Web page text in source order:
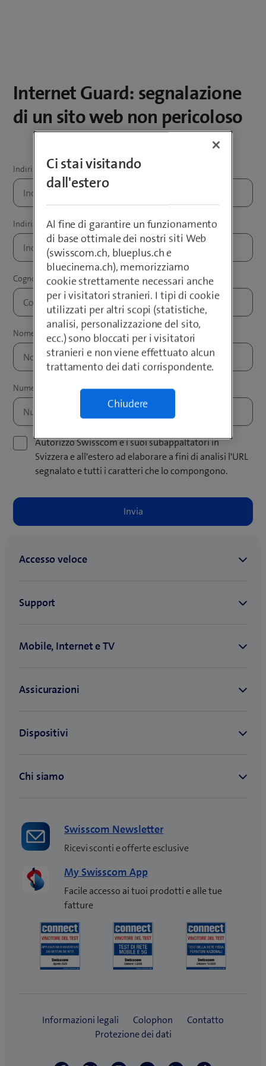
Internet Guard: segnalazione
di un sito web non pericoloso
Autorizzo Swisscom e i suoi subappaltatori in
Svizzera e all'estero ad elaborare a fini di analisi l'URL
segnalato e tutti i caratteri che lo compongono.
Swisscom Newsletter
Ricevi sconti e offerte esclusive
My Swisscom App
Facile accesso ai tuoi prodotti e alle tue
fatture
Ci stai visitando
dall'estero
Al fine di garantire un funzionamento
di base ottimale dei nostri siti Web
(swisscom.ch, blueplus.ch e
bluecinema.ch), memorizziamo
cookie strettamente necessari anche
per i visitatori stranieri. I tipi di cookie
utilizzati per altri scopi (statistiche,
analisi, personalizzazione del sito,
ecc.) sono bloccati per i visitatori
stranieri e non viene effettuato alcun
trattamento dei dati corrispondente.
Chiudere